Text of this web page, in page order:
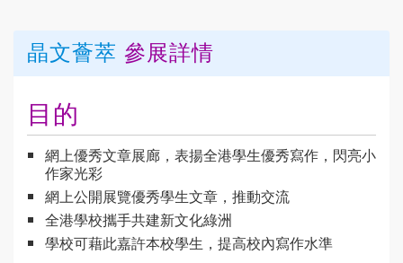
晶文薈萃 參展詳情
目的
網上優秀文章展廊，表揚全港學生優秀寫作，閃亮小
作家光彩
網上公開展覽優秀學生文章，推動交流
全港學校攜手共建新文化綠洲
學校可藉此嘉許本校學生，提高校內寫作水準